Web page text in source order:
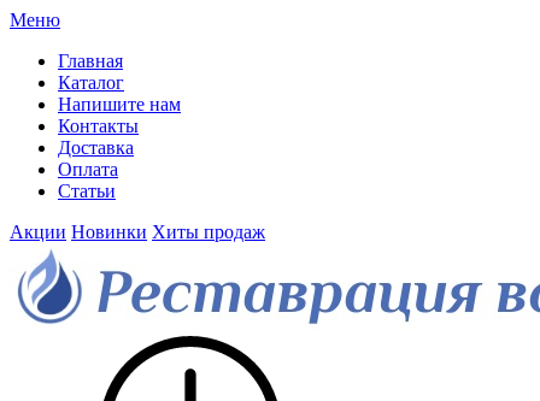
Меню
Главная
Каталог
Напишите нам
Контакты
Доставка
Оплата
Статьи
Акции Новинки Хиты продаж